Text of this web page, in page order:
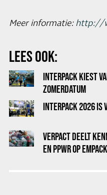
Meer informatie:http://
LEES OOK:
INTERPACK KIEST
ZOMERDATUM
INTERPACK 2026 IS
VERPACT DEELT
EN PPWR OP